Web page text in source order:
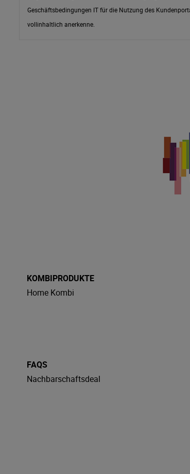
Geschäftsbedingungen IT für die Nutzung des
vollinhaltlich anerkenne.
KOMBIPRODUKTE
Home Kombi
FAQS
Nachbarschaftsdeal